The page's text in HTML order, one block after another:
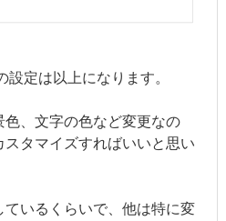
設定は以上になります。
色、文字の色など変更なの
タマイズすればいいと思い
いるくらいで、他は特に変